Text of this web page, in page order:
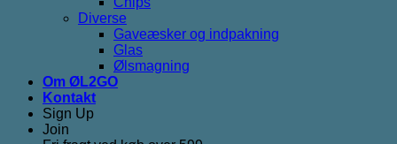
Diverse
Gaveæsker og indpakning
Glas
Ølsmagning
Om ØL2GO
Kontakt
Sign Up
Join